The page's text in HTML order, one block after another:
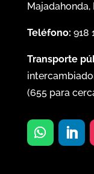
Teléfono: 918
Transporte
(655para